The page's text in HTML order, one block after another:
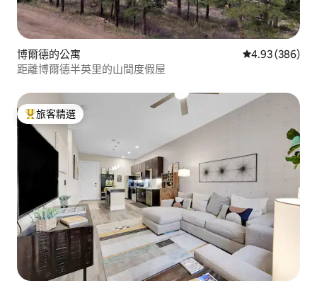
博爾德的公寓 從 386 則評價
4.93 (386)
距離博爾德半英里的山間度假屋
旅客精選榜首
旅客精選